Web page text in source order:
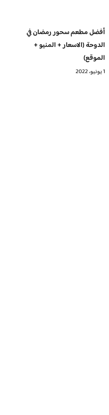
أفضل مطعم سحور رمضان في
الدوحة (الاسعار + المنيو +
الموقع)
1 يونيو، 2022